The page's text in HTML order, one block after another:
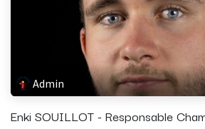
Admin
Enki SOUILLOT - Responsable